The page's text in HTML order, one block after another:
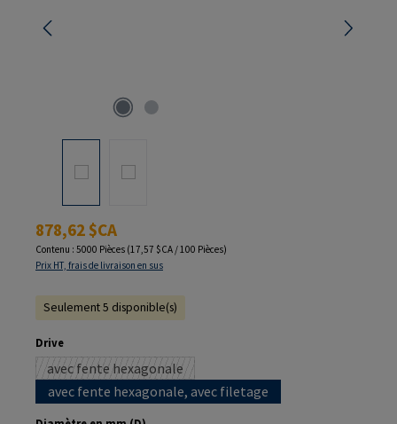
Prix régulier :
878,62 $CA
Contenu : 5000 Pièces (17,57 $CA / 100 Pièces)
Prix HT, frais de livraison en sus
Seulement 5 disponible(s)
Sélectionnez
Drive
avec fente hexagonale(Cette option n'est pas disponible pour le moment.)
avec fente hexagonale, avec filetage